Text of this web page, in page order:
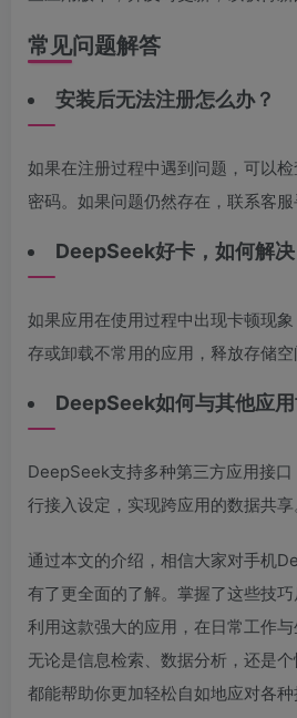
常见问题解答
安装后无法注册怎么办？
如果在注册过程中遇到问题，可以
密码。如果问题仍然存在，联系客服
DeepSeek好卡，如何解决
如果应用在使用过程中出现卡顿现
存或卸载不常用的应用，释放存储空
DeepSeek如何与其他应用
DeepSeek支持多种第三方应用接
行接入设定，实现跨应用的数据共享
通过本文的介绍，相信大家对手机
有了更全面的了解。掌握了这些技
利用这款强大的应用，在日常工作与
无论是信息检索、数据分析，还是
都能帮助你更加轻松自如地应对各种